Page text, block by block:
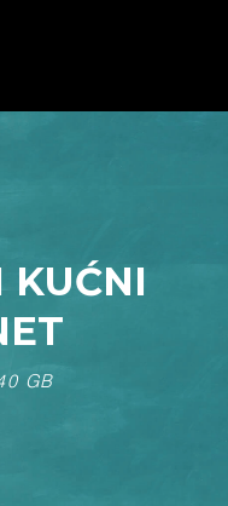
KUĆNI
GB